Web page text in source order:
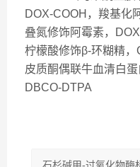
DOX-COOH，羧基化
叠氮修饰阿霉素，
柠檬酸修饰β-环糊精
皮质酮偶联牛血清白
DBCO-DTPA